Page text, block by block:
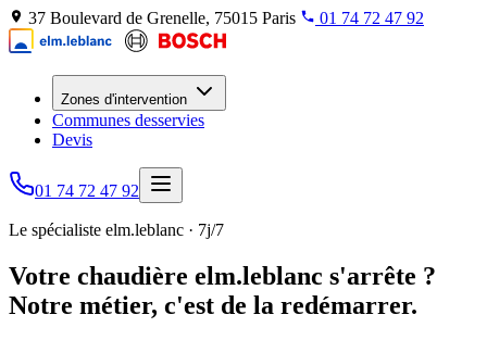
37 Boulevard de Grenelle, 75015 Paris 01 74 72 47 92
Zones d'intervention
Communes desservies
Devis
01 74 72 47 92
Le spécialiste elm.leblanc · 7j/7
Votre chaudière elm.leblanc s'arrête ?
Notre métier, c'est de la redémarrer.